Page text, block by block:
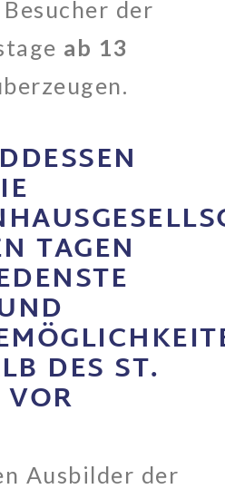
der
ab 13
TAGEN
DES ST.
Ausbilder der